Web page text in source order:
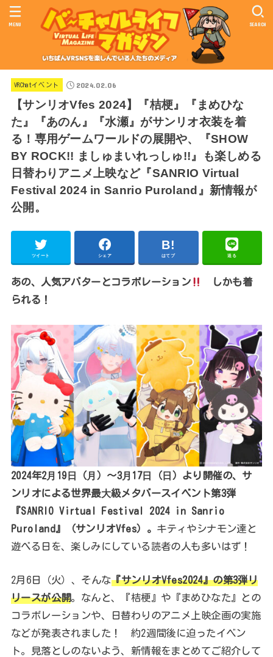
SEARCH
MENU
VRChatイベント 2024.02.06
【サンリオVfes 2024】『桔梗』『まめひな
た』『あのん』『⽔瀬』がサンリオ衣装を着
る！専用ゲームワールドの展開や、『SHOW
BY ROCK!! ましゅまいれっしゅ!!』も楽しめる
日替わりアニメ上映など『SANRIO Virtual
Festival 2024 in Sanrio Puroland』新情報が
公開。
ツイート シェア はてブ 送る
あの、人気アバターとコラボレーション
しかも着
られる！
2024年2⽉19⽇（⽉）〜3⽉17⽇（⽇）より開催の、サ
ンリオによる世界最⼤級メタバースイベント第3弾
『SANRIO Virtual Festival 2024 in Sanrio
Puroland』（サンリオVfes）。 キティやシナモン達と
遊べる日を、楽しみにしている読者の人も多いはず！
2月6日（火）、そんな『サンリオVfes2024』の第3弾リ
リースが公開。なんと、『桔梗』や『まめひなた』との
コラボレーションや、日替わりのアニメ上映企画の実施
などが発表されました！ 約2週間後に迫ったイベン
ト。見落としのないよう、新情報をまとめてご紹介して